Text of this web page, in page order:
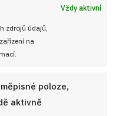
Vždy aktivní
zdrojů údajů,
na
poloze,
aktivně